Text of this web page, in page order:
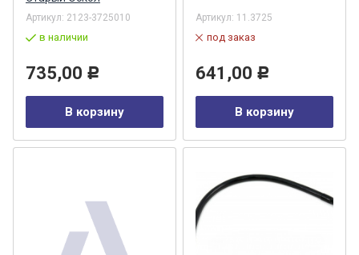
Артикул: 2123-3725010
в наличии
735,00 Р
В корзину
Артикул: 11.3725
под заказ
641,00 Р
В корзину